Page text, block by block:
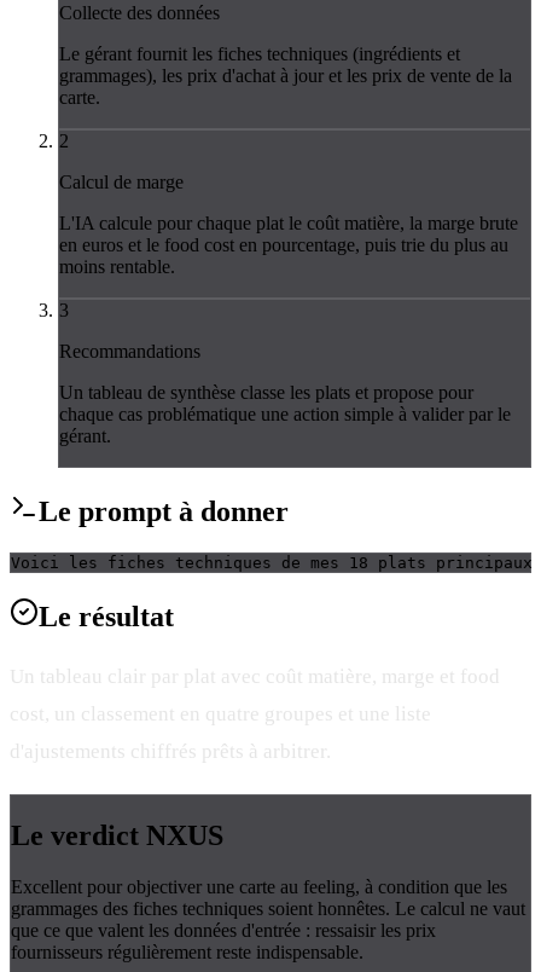
Collecte des données
Le gérant fournit les fiches techniques (ingrédients et
grammages), les prix d'achat à jour et les prix de vente de la
carte.
2
Calcul de marge
L'IA calcule pour chaque plat le coût matière, la marge brute
en euros et le food cost en pourcentage, puis trie du plus au
moins rentable.
3
Recommandations
Un tableau de synthèse classe les plats et propose pour
chaque cas problématique une action simple à valider par le
gérant.
Le prompt à donner
Voici les fiches techniques de mes 18 plats
Le résultat
Un tableau clair par plat avec coût matière, marge et food
cost, un classement en quatre groupes et une liste
d'ajustements chiffrés prêts à arbitrer.
Le verdict NXUS
Excellent pour objectiver une carte au feeling, à condition que les
grammages des fiches techniques soient honnêtes. Le calcul ne vaut
que ce que valent les données d'entrée : ressaisir les prix
fournisseurs régulièrement reste indispensable.